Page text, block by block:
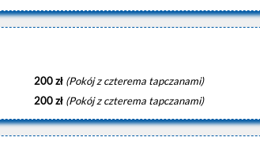
200 zł (Pokój z czterema tapczanami)
200 zł (Pokój z czterema tapczanami)